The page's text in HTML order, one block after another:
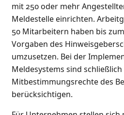
mit 250 oder mehr
Meldestelle einrichten.
50 Mitarbeitern haben bis zum
Vorgaben des
umzusetzen. Bei der
Meldesystems sind schließlich
Mitbestimmungsrechte des
berücksichtigen.